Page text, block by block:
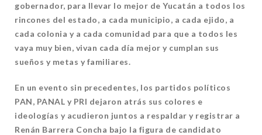
gobernador, para llevar lo mejor de Yucatán a todos los
rincones del estado, a cada municipio, a cada ejido, a
cada colonia y a cada comunidad para que a todos les
vaya muy bien, vivan cada día mejor y cumplan sus
sueños y metas y familiares.
En un evento sin precedentes, los partidos políticos
PAN, PANAL y PRI dejaron atrás sus colores e
ideologías y acudieron juntos a respaldar y registrar a
Renán Barrera Concha bajo la figura de candidato